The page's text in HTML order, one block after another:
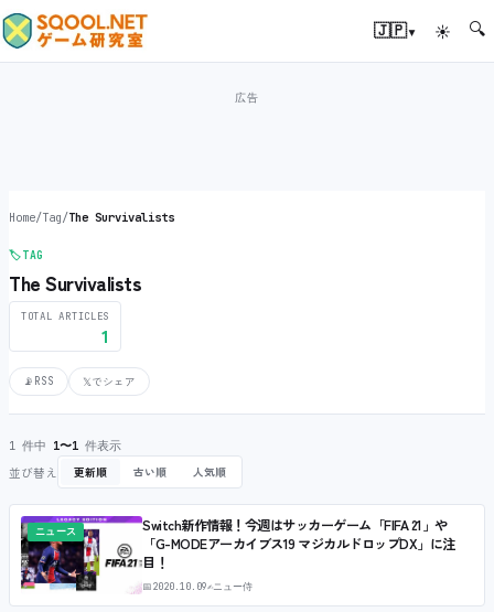
🇯🇵▾ ☀ 🔍
Home/Tag/The Survivalists
🏷️TAG
The Survivalists
TOTAL ARTICLES
1
📡 RSS 𝕏でシェア
1 件中 1〜1 件表示
並び替え 更新順 古い順 人気順
ニュース
Switch新作情報！今週はサッカーゲーム「FIFA 21」や
「G-MODEアーカイブス19 マジカルドロップDX」に注
目！
📅2020.10.09✍ニュー侍